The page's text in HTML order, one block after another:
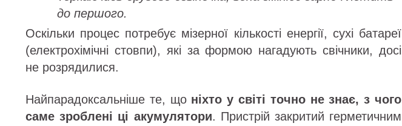
до першого.
Оскільки процес потребує мізерної кількості енергії, сухі батареї
(електрохімічні стовпи), які за формою нагадують свічники, досі
не розрядилися.
Найпарадоксальніше те, що ніхто у світі точно не знає, з чого
саме зроблені ці акумулятори. Пристрій закритий герметичним